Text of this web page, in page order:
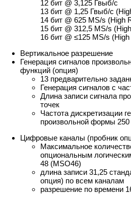
12 бит @ 3,125 Гвыб/c
13 бит @ 1,25 Гвыб/c
14 бит @ 625 MS/s (High
15 бит @ 312,5 MS/s
16 бит @ ≤125 MS/s
Вертикальное разрешение
Генерация сигналов
функций (опция)
13 предварительно
Генерация сигналов с
Длина записи сигнала
точек
Частота дискретизации
произвольной формы
Цифровые каналы (пробник
Максимальное
опциональным
48 (MSO46)
длина записи 31,25
опция) по всем каналам
разрешение по времени